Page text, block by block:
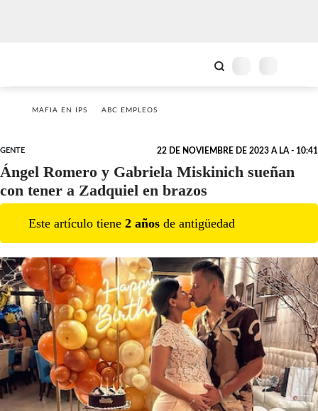
MAFIA EN IPS ABC EMPLEOS
GENTE 22 DE NOVIEMBRE DE 2023 A LA - 10:41
Ángel Romero y Gabriela Miskinich sueñan
con tener a Zadquiel en brazos
Este artículo tiene 2 años de antigüedad